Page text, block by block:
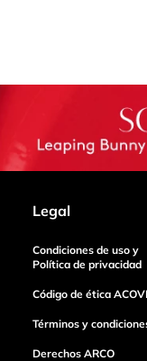
Legal
Condiciones de uso y
Política de privacidad
Código de ética
Términos y
Derechos ARCO